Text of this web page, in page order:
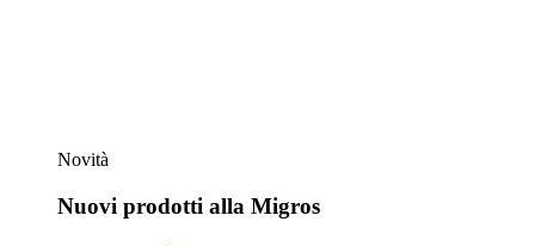
Novità
Nuovi prodotti alla Migros